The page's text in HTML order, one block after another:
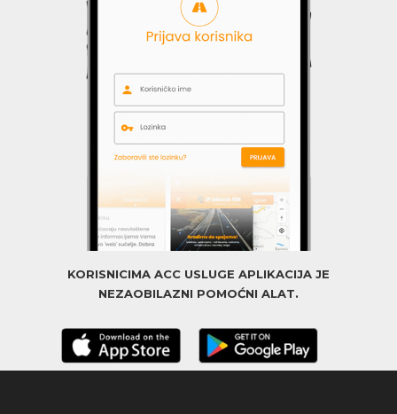
KORISNICIMA ACC USLUGE APLIKACIJA JE
NEZAOBILAZNI POMOĆNI ALAT.